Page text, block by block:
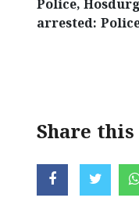
Police,
arrested:
Share